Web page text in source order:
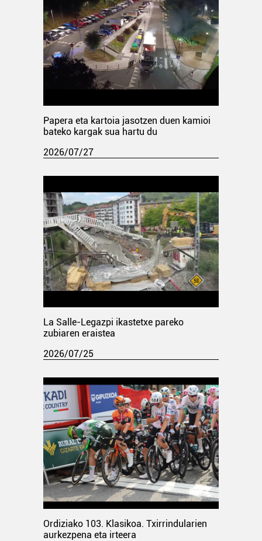
Papera eta kartoia jasotzen duen kamioi
bateko kargak sua hartu du
2026/07/27
La Salle-Legazpi ikastetxe pareko
zubiaren eraistea
2026/07/25
Ordiziako 103. Klasikoa. Txirrindularien
aurkezpena eta irteera